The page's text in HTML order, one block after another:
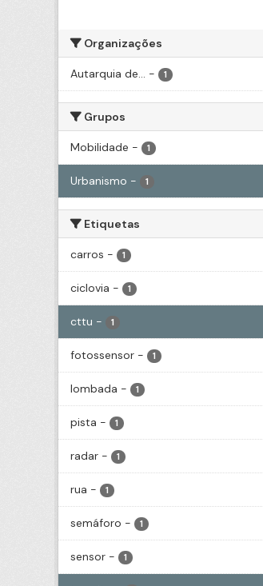
Organizações
Autarquia de... - 1
Grupos
Mobilidade - 1
Urbanismo - 1
Etiquetas
carros - 1
ciclovia - 1
cttu - 1
fotossensor - 1
lombada - 1
pista - 1
radar - 1
rua - 1
semáforo - 1
sensor - 1